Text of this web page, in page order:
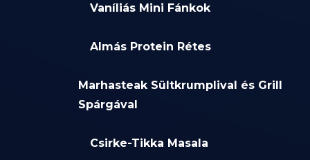
Vaníliás Mini Fánkok
Almás Protein Rétes
Marhasteak Sültkrumplival és Grill
Spárgával
Csirke-Tikka Masala